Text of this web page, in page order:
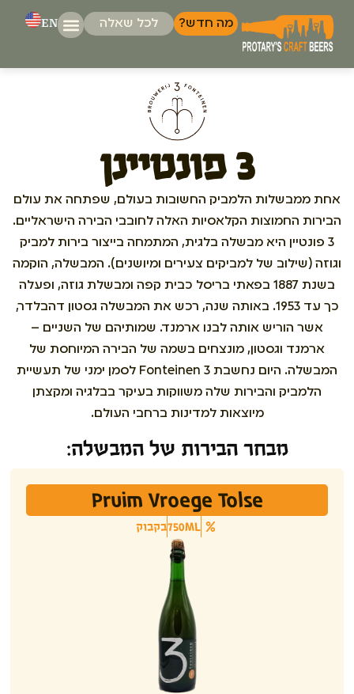
מה חדש? לכל שאלה EN
3 פונטיינן
אחת ממבשלות הלמביק החשובות בעולם, שפתחה את עולם
הבירות החמוצות הקלאסיות האלה לחובבי הבירה הישראליים.
3 פונטיין היא מבשלה בלגית, המתמחה בייצור בירות למביק
וגוזה (שילוב של למביקים צעירים ומיושנים). המבשלה, הוקמה
בשנת 1887 בפאתי בריסל כבית קפה ומבשלת גוזה, ופעלה
כך עד 1953. באותה שנה, רכש את המבשלה גסטון דהבלדר,
אשר הוריש אותה לבנו ארמנד. שמותיהם של השניים –
ארמנד וגסטון, מונצחים בשמה של הבירה המיוחסת של
המבשלה. היום נחשבת 3 Fonteinen לסמן ימני של תעשיית
הלמביק והבירות שלה משווקות בעיקר בבלגיה ומקצתן
מיוצאות למדינות ברחבי העולם.
מבחר הבירות של המבשלה:
Pruim Vroege Tolse
750MLבקבוק